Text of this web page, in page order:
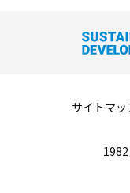
サイトマッ